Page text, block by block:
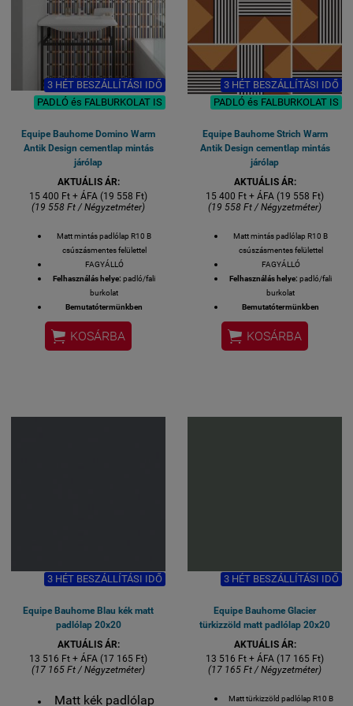
Készlethiány
esetén 2-3 hét
szállítási idő.
1 M2 / GYÁRI
KISZERELÉS / 25
DB / 18 KG
3 HÉT BESZÁLLÍTÁSI IDŐ
PADLÓ és FALBURKOLAT IS
Equipe Bauhome Domino Warm
Antik Design cementlap mintás
járólap
AKTUÁLIS ÁR:
15 400 Ft + ÁFA (19 558 Ft)
(19 558 Ft / Négyzetméter)
Matt mintás padlólap R10 B
csúszásmentes felülettel
FAGYÁLLÓ
Felhasználás helye: padló/fali
burkolat
Bemutatótermünkben
megtekinthető!
Felülete:MATT
Méret: 20x20 cm
 KOSÁRBA
3 HÉT BESZÁLLÍTÁSI IDŐ
PADLÓ és FALBURKOLAT IS
Equipe Bauhome Strich Warm
Antik Design cementlap mintás
járólap
AKTUÁLIS ÁR:
15 400 Ft + ÁFA (19 558 Ft)
(19 558 Ft / Négyzetméter)
Matt mintás padlólap R10 B
csúszásmentes felülettel
FAGYÁLLÓ
Felhasználás helye: padló/fali
burkolat
Bemutatótermünkben
megtekinthető!
Felülete:MATT
Méret: 20x20 cm
 KOSÁRBA
3 HÉT BESZÁLLÍTÁSI IDŐ
Equipe Bauhome Blau kék matt
padlólap 20x20
AKTUÁLIS ÁR:
13 516 Ft + ÁFA (17 165 Ft)
(17 165 Ft / Négyzetméter)
Matt kék padlólap
3 HÉT BESZÁLLÍTÁSI IDŐ
Equipe Bauhome Glacier
türkizzöld matt padlólap 20x20
AKTUÁLIS ÁR:
13 516 Ft + ÁFA (17 165 Ft)
(17 165 Ft / Négyzetméter)
Matt türkizzöld padlólap R10 B